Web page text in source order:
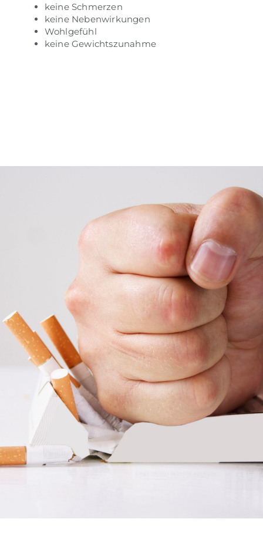
keine Schmerzen
keine Nebenwirkungen
Wohlgefühl
keine Gewichtszunahme